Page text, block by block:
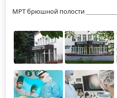
МРТ брюшной полости